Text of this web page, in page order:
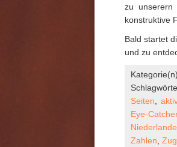
zu unserern
konstruktive
Bald startet
und zu
Seiten,
Eye-Catcher
Niederlande
Zahlen,